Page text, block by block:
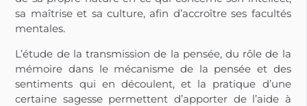
sa maîtrise et sa culture, afin d’accroître ses facultés
mentales.
L’étude de la transmission de la pensée, du rôle de la
mémoire dans le mécanisme de la pensée et des
sentiments qui en découlent, et la pratique d’une
certaine sagesse permettent d’apporter de l’aide à